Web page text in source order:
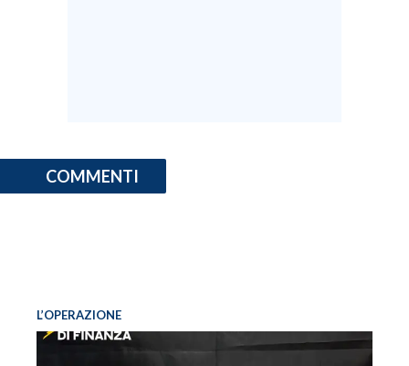
COMMENTI
L’OPERAZIONE